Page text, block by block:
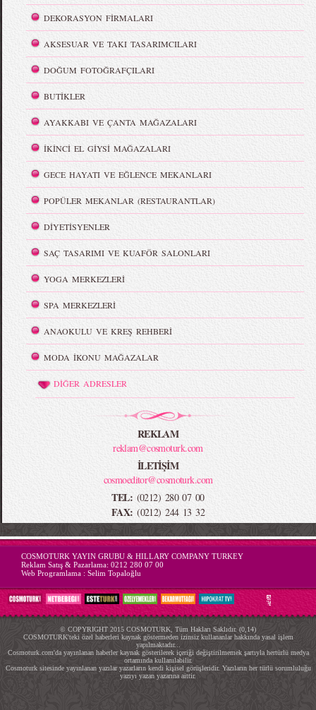
DEKORASYON FİRMALARI
AKSESUAR VE TAKI TASARIMCILARI
DOĞUM FOTOĞRAFÇILARI
BUTİKLER
AYAKKABI VE ÇANTA MAĞAZALARI
İKİNCİ EL GİYSİ MAĞAZALARI
GECE HAYATI VE EĞLENCE MEKANLARI
POPÜLER MEKANLAR (RESTAURANTLAR)
DİYETİSYENLER
SAÇ TASARIMI VE KUAFÖR SALONLARI
YOGA MERKEZLERİ
SPA MERKEZLERİ
ANAOKULU VE KREŞ REHBERİ
MODA İKONU MAĞAZALAR
DİĞER ADRESLER
REKLAM
reklam@cosmoturk.com
İLETİŞİM
cosmoeditor@cosmoturk.com
TEL: (0212) 280 07 00
FAX: (0212) 244 13 32
-->
COSMOTURK YAYIN GRUBU & HILLARY COMPANY TURKEY
Reklam Satış & Pazarlama: 0212 280 07 00
Web Programlama : Selim Topaloğlu
© COPYRIGHT 2015 COSMOTURK, Tüm Hakları Saklıdır. (0,14)
COSMOTURK'teki özel haberleri kaynak göstermeden izinsiz kullananlar hakkında yasal işlem
yapılmaktadır...
Cosmoturk.com'da yayınlanan haberler kaynak gösterilerek içeriği değiştirilmemek şartıyla hertürlü medya
ortamında kullanılabilir.
Cosmoturk sitesinde yayınlanan yazılar yazarların kendi kişisel görüşleridir. Yazıların her türlü sorumluluğu
yazıyı yazan yazarına aittir.